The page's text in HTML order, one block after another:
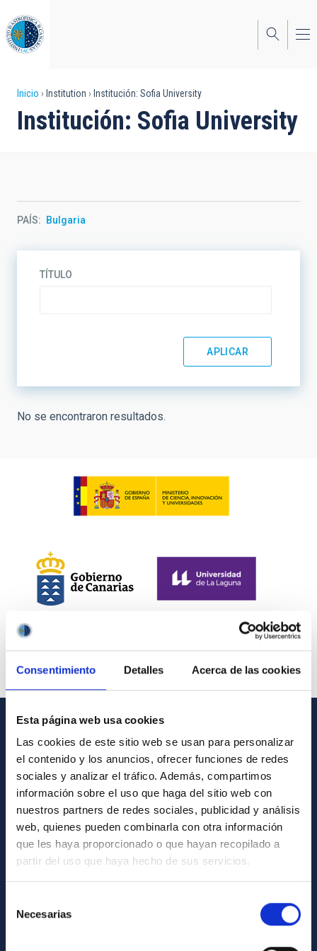
Consentimiento Detalles Acerca de las cookies
Esta página web usa cookies
Las cookies de este sitio web se usan para personalizar
el contenido y los anuncios, ofrecer funciones de redes
sociales y analizar el tráfico. Además, compartimos
información sobre el uso que haga del sitio web con
nuestros partners de redes sociales, publicidad y análisis
web, quienes pueden combinarla con otra información
que les haya proporcionado o que hayan recopilado a
partir del uso que haya hecho de sus servicios.
Necesarias
al
contenido
principal
Sobrescribir
enlaces
a
la
navegación
Inicio Institution Institución: Sofia University
Institución: Sofia University
PAÍS Bulgaria
TÍTULO
No se encontraron resultados.
INFORMACIÓN GENERAL
Contacto
Cómo llegar al IAC
Directorio de personal
Biblioteca
Registro general